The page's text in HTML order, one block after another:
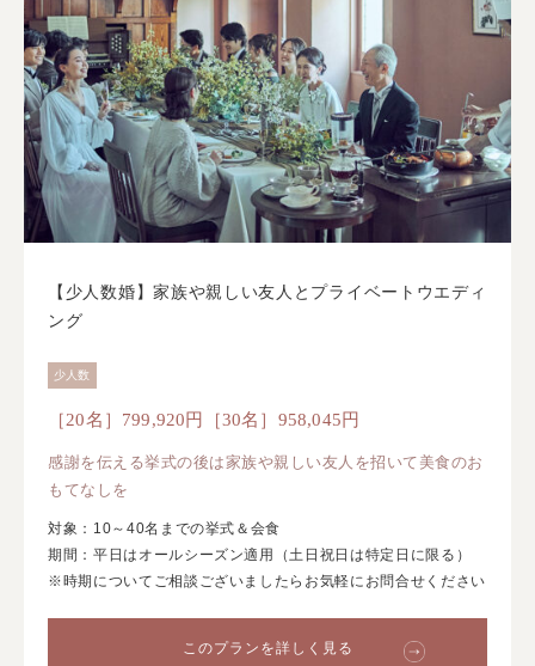
【少人数婚】家族や親しい友人とプライベートウエディ
ング
少人数
［20名］799,920円［30名］958,045円
感謝を伝える挙式の後は家族や親しい友人を招いて美食のお
もてなしを
対象：10～40名までの挙式＆会食
期間：平日はオールシーズン適用（土日祝日は特定日に限る）
※時期についてご相談ございましたらお気軽にお問合せください
このプランを詳しく見る